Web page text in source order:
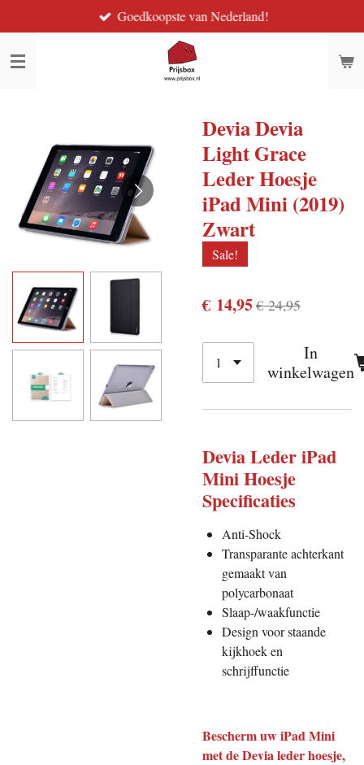
direct
naar
Goedkoopste van Nederland!
Devia Devia
Light Grace
Leder Hoesje
iPad Mini (2019)
Zwart
Sale!
€ 14,95€ 24,95
In
winkelwagen
Devia Leder iPad
Mini Hoesje
Specificaties
Anti-Shock
Transparante achterkant
gemaakt van
polycarbonaat
Slaap-/waakfunctie
Design voor staande
kijkhoek en
schrijffunctie
Bescherm uw iPad Mini
met de Devia leder hoesje,